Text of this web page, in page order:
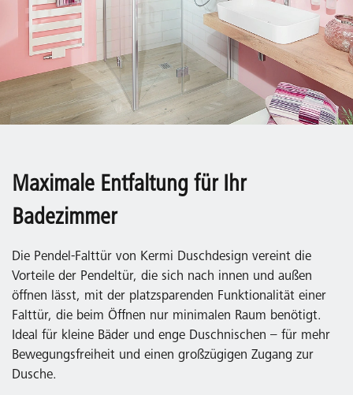
Maximale Entfaltung für Ihr
Badezimmer
Die Pendel-Falttür von Kermi Duschdesign vereint die
Vorteile der Pendeltür, die sich nach innen und außen
öffnen lässt, mit der platzsparenden Funktionalität einer
Falttür, die beim Öffnen nur minimalen Raum benötigt.
Ideal für kleine Bäder und enge Duschnischen – für mehr
Bewegungsfreiheit und einen großzügigen Zugang zur
Dusche.